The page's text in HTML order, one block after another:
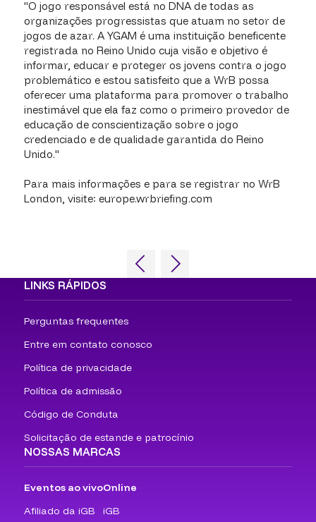
"O jogo responsável está no DNA de todas as
organizações progressistas que atuam no setor de
jogos de azar. A YGAM é uma instituição beneficente
registrada no Reino Unido cuja visão e objetivo é
informar, educar e proteger os jovens contra o jogo
problemático e estou satisfeito que a WrB possa
oferecer uma plataforma para promover o trabalho
inestimável que ela faz como o primeiro provedor de
educação de conscientização sobre o jogo
credenciado e de qualidade garantida do Reino
Unido."
Para mais informações e para se registrar no WrB
London, visite: europe.wrbriefing.com
LINKS RÁPIDOS
Perguntas frequentes
Entre em contato conosco
Política de privacidade
Política de admissão
Código de Conduta
Solicitação de estande e patrocínio
NOSSAS MARCAS
Eventos ao vivo
Afiliado da iGB
Online
iGB